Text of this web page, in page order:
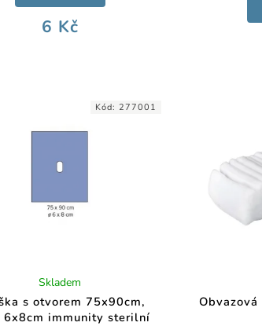
6 Kč
s otvorem 75x90cm,
6x8cm immunity sterilní
Skladem
Kód:277001